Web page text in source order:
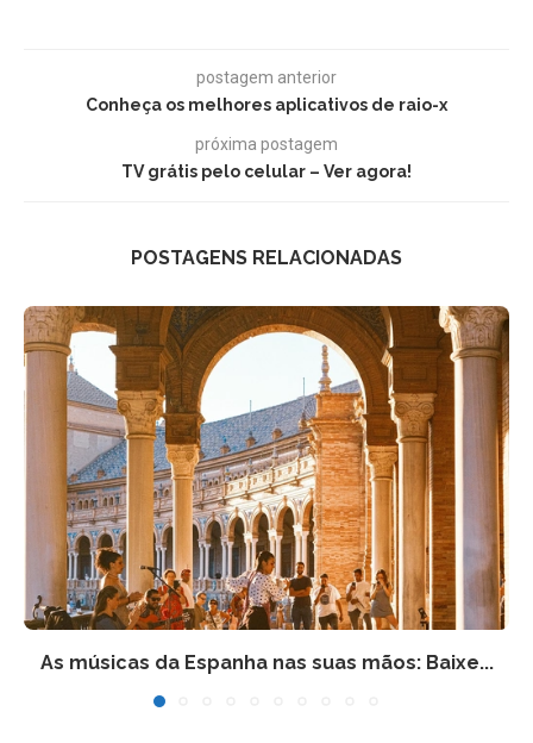
postagem anterior
Conheça os melhores aplicativos de raio-x
próxima postagem
TV grátis pelo celular – Ver agora!
POSTAGENS RELACIONADAS
As músicas da Espanha nas suas mãos: Baixe...